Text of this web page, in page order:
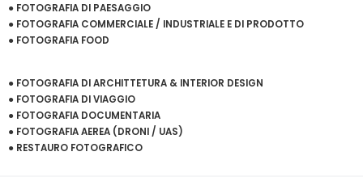
● FOTOGRAFIA DI PAESAGGIO
● FOTOGRAFIA COMMERCIALE / INDUSTRIALE E DI PRODOTTO
● FOTOGRAFIA FOOD
● FOTOGRAFIA DI ARCHITTETURA & INTERIOR DESIGN
● FOTOGRAFIA DI VIAGGIO
● FOTOGRAFIA DOCUMENTARIA
● FOTOGRAFIA AEREA (DRONI / UAS)
● RESTAURO FOTOGRAFICO